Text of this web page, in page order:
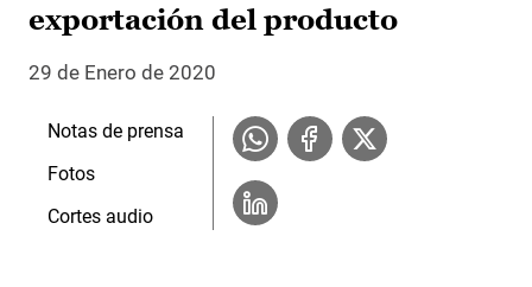
exportación del producto
29 de Enero de 2020
Notas de prensa
Fotos
Cortes audio